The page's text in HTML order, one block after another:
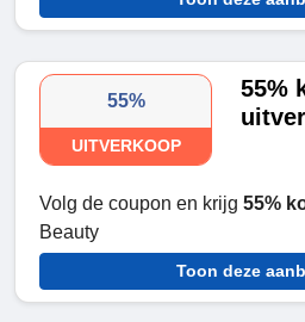
55%
UITVERKOOP
55%
Volg de coupon en krijg 55%
Beauty
Toon deze